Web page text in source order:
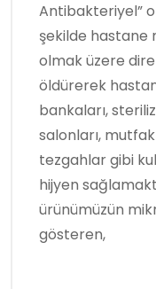
Antibakteriyel”
şekilde hastane
olmak üzere
öldürerek
bankaları,
salonları,
tezgahlar gibi
hijyen
ürünümüzün
gösteren,